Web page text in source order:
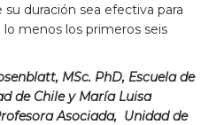
duración sea efectiva para
menos los primeros seis
MSc. PhD, Escuela de
de Chile y María Luisa
Asociada, Unidad de